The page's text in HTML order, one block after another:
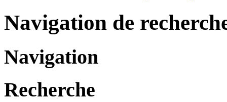
Navigation de
Navigation
Recherche